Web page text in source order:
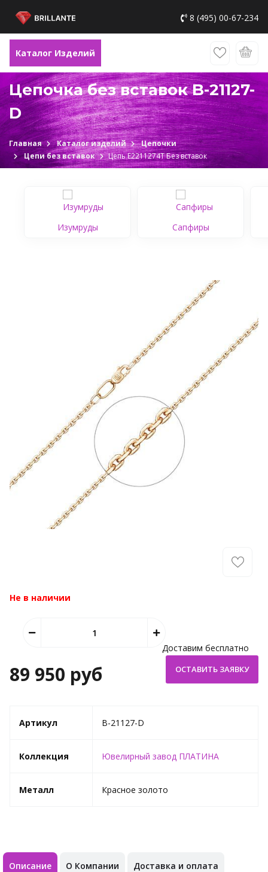
8 (495) 00-67-234
Каталог Изделий
Цепочка без вставок B-21127-
D
Главная Каталог изделий
Цепочки
Цепи без вставок
Цепь Е2211274Т Без вставок
Изумруды Сапфиры
Не в наличии
89 950 руб
Доставим бесплатно
Артикул B-21127-D
Коллекция Ювелирный завод ПЛАТИНА
Металл Красное золото
Описание О Компании Доставка и оплата